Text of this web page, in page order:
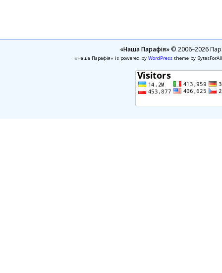
«Наша Парафія»© 2006–2026
«Наша Парафія» is powered by WordPresstheme by